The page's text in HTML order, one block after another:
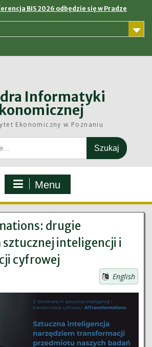
BIS 2026 odbędzie się w Pradze
Informatyki
Ekonomiczny w Poznaniu
Menu
drugie
inteligencji i
cyfrowej
English